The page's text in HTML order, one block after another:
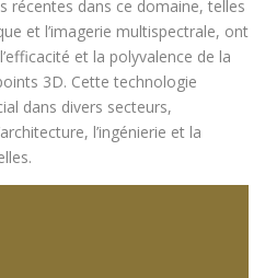
récentes dans ce domaine, telles
et l’imagerie multispectrale, ont
et la polyvalence de la
3D. Cette technologie
dans divers secteurs,
l’ingénierie et la